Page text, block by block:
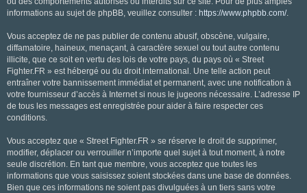
informations au sujet de phpBB, veuillez consulter : https://www.phpbb.com/.
Vous acceptez de ne pas publier de contenu abusif, obscène, vulgaire,
diffamatoire, haineux, menaçant, à caractère sexuel ou tout autre contenu
illicite, que ce soit en vertu des lois de votre pays, du pays où « Street
Fighter.FR » est hébergé ou du droit international. Une telle action peut
entraîner votre bannissement immédiat et permanent, avec une notification à
votre fournisseur d’accès à Internet si nous le jugeons nécessaire. L’adresse IP
de tous les messages est enregistrée pour aider à faire respecter ces
conditions.
Vous acceptez que « Street Fighter.FR » se réserve le droit de supprimer,
modifier, déplacer ou verrouiller n’importe quel sujet à tout moment, à notre
seule discrétion. En tant que membre, vous acceptez que toutes les
informations que vous saisissez soient stockées dans une base de données.
Bien que ces informations ne soient pas divulguées à un tiers sans votre